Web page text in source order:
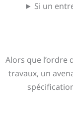
► Si un
Alors que l’ordre
travaux, un